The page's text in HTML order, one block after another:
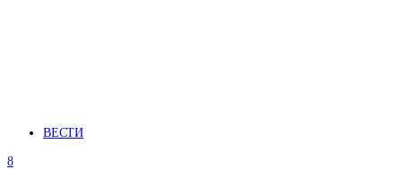
ВЕСТИ
8